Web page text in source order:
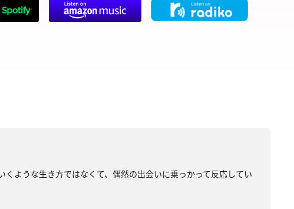
ような生き方ではなくて、偶然の出会いに乗っかって反応してい